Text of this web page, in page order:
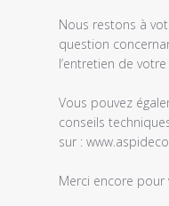
personnalisé
2026
Nous restons à
question
l’entretien de
Vous pouvez
conseils
sur :
Merci encore